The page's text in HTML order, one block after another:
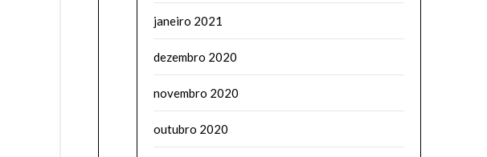
janeiro 2021
dezembro 2020
novembro 2020
outubro 2020